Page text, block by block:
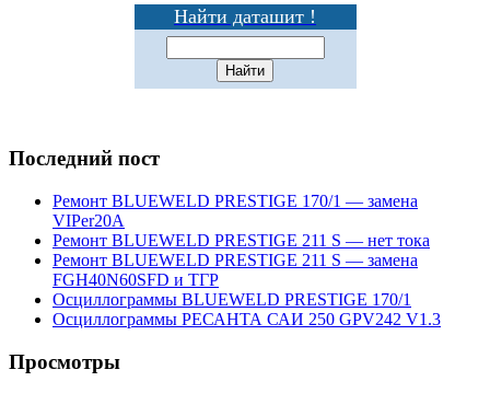
Найти даташит !
Последний пост
Ремонт BLUEWELD PRESTIGE 170/1 — замена
VIPer20A
Ремонт BLUEWELD PRESTIGE 211 S — нет тока
Ремонт BLUEWELD PRESTIGE 211 S — замена
FGH40N60SFD и ТГР
Осциллограммы BLUEWELD PRESTIGE 170/1
Осциллограммы РЕСАНТА САИ 250 GPV242 V1.3
Просмотры